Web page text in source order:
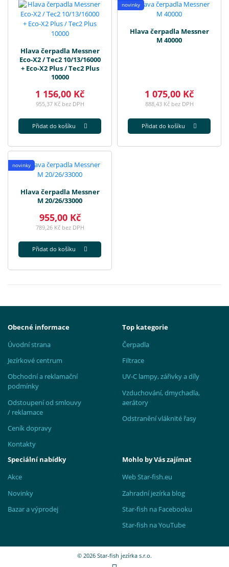
Hlava čerpadla Messner
Eco-X2 / Tec2 10/13/16000
+ Eco-X2 Plus / Tec2 Plus
10000
1 156,00 Kč
955,37 Kč bez DPH
Přidat do košíku
novinky
Hlava čerpadla Messner
M 40000
1 075,00 Kč
888,43 Kč bez DPH
Přidat do košíku
novinky
Hlava čerpadla Messner
M 20/26/33000
955,00 Kč
789,26 Kč bez DPH
Přidat do košíku
Obecné informace
Úvodní strana
Jezírkové centrum
Obchodní a reklamační
podmínky
Odstoupení od smlouvy
/ reklamace
Ceník dopravy
Kontakty
Top kategorie
Čerpadla
Filtrace
UV-C lampy, zářivky a díly
Vzduchování, dmychadla,
aerátory
Odstranění vláknité řasy
Speciální nabídky
Akce
Novinky
Bazar a výprodej
Mohlo by Vás zajímat
Web Star-fish.eu
Zahradní jezírka blog
Star-fish na Facebooku
Star-fish na YouTube
© 2026 Star-fish jezírka s.r.o.